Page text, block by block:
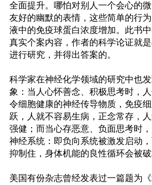
全面提升。哪怕对别人一个会心的
友好的幽默的表情，这些简单的行
液中的免疫球蛋白浓度增加。此书
真实个案内容，作者的科学论证就
进行研究，并得出答案的。
科学家在神经化学领域的研究中也
象：当人心怀善念、积极思考时，
令细胞健康的神经传导物质，免疫
跃，人就不容易生病，正念常存，
强健；而当心存恶意、负面思考时
神经系统：即负向系统被激发启动
抑制住，身体机能的良性循环会被破
美国有份杂志曾经发表过一篇题为